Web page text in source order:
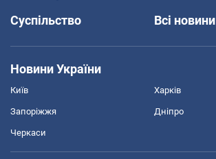
Суспільство
Всі новини
Новини України
Київ Харків
Запоріжжя Дніпро
Черкаси